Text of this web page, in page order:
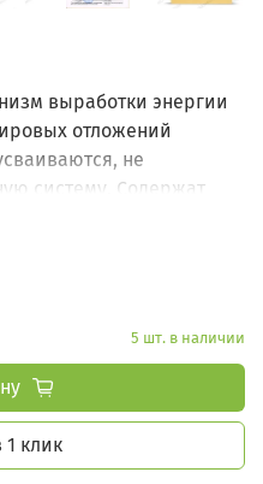
выработки энергии
отложений
не
систему. Содержат
организму для
5 шт. в наличии
1 клик